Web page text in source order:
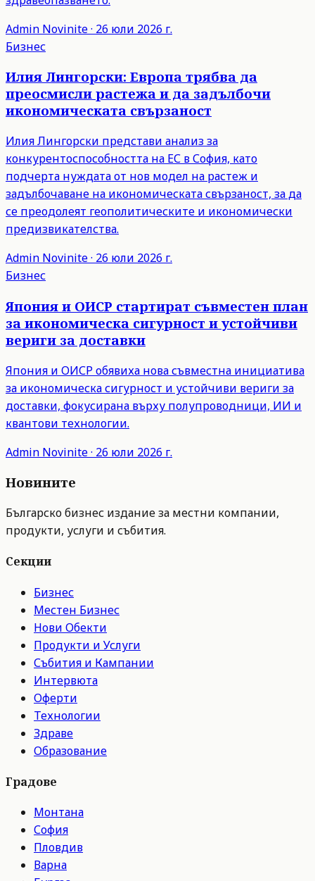
Admin Novinite· 26 юли 2026 г.
Бизнес
Илия Лингорски: Европа трябва да
преосмисли растежа и да задълбочи
икономическата свързаност
Илия Лингорски представи анализ за
конкурентоспособността на ЕС в София, като
подчерта нуждата от нов модел на растеж и
задълбочаване на икономическата свързаност, за да
се преодолеят геополитическите и икономически
предизвикателства.
Admin Novinite· 26 юли 2026 г.
Бизнес
Япония и ОИСР стартират съвместен план
за икономическа сигурност и устойчиви
вериги за доставки
Япония и ОИСР обявиха нова съвместна инициатива
за икономическа сигурност и устойчиви вериги за
доставки, фокусирана върху полупроводници, ИИ и
квантови технологии.
Admin Novinite· 26 юли 2026 г.
Новините
Българско бизнес издание за местни компании,
продукти, услуги и събития.
Секции
Бизнес
Местен Бизнес
Нови Обекти
Продукти и Услуги
Събития и Кампании
Интервюта
Оферти
Технологии
Здраве
Образование
Градове
Монтана
София
Пловдив
Варна